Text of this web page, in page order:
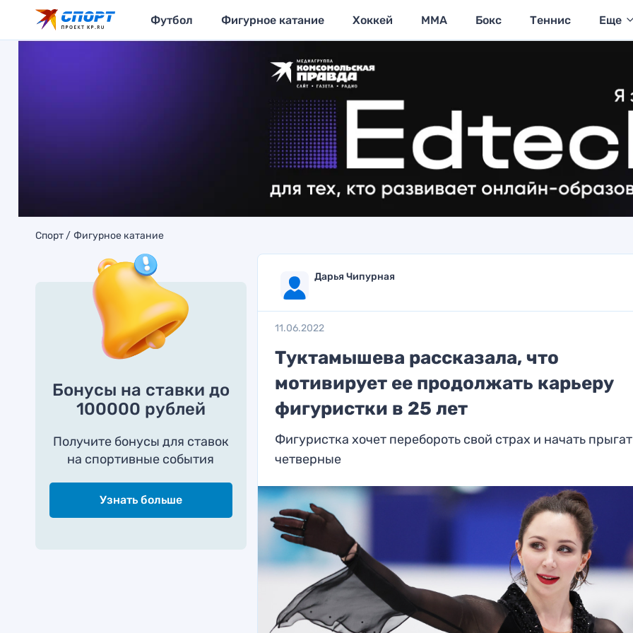
Футбол Фигурное катание Хоккей MMA Бокс Теннис Еще
Спорт Фигурное катание
Бонусы на ставки до
100000 рублей
Получите бонусы для ставок
на спортивные события
Узнать больше
Дарья Чипурная
11.06.2022
Туктамышева рассказала, что
мотивирует ее продолжать карьеру
фигуристки в 25 лет
Фигуристка хочет перебороть свой страх и начать
четверные